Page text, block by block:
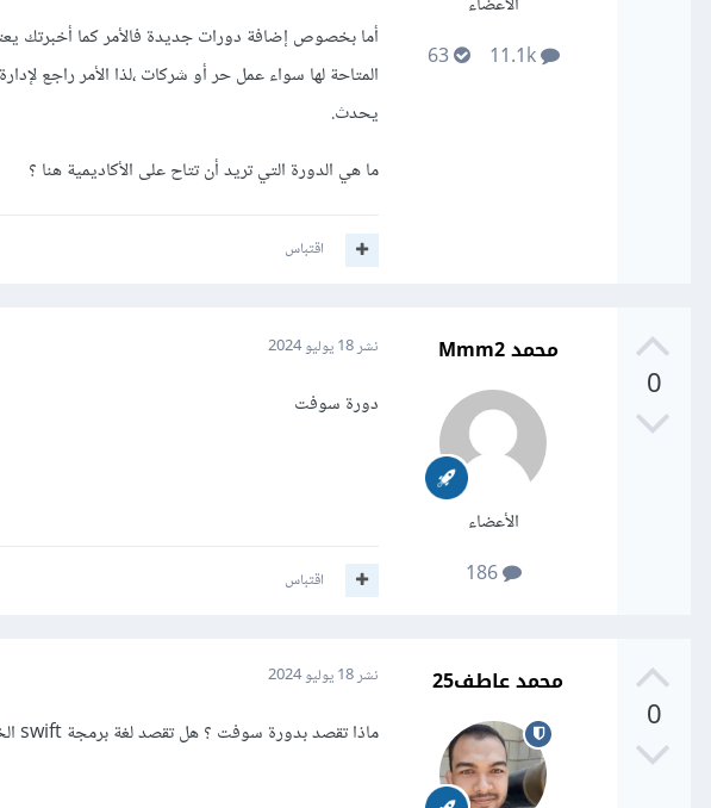
11.1k
63
أما بخصوص إضافة دورات جديدة فالأمر كما أخبرتك
المتاحة لها سواء عمل حر أو شركات ،لذا الأمر راجع
يحدث.
ما هي الدورة التي تريد أن تتاح على الأكاديمية هنا ؟
اقتباس
0
محمد Mmm2
الأعضاء
186
نشر18 يوليو 2024
دورة سوفت
اقتباس
0
محمد عاطف25 نشر18 يوليو 2024
ماذا تقصد بدورة سوفت ؟ هل تقصد لغة برمجة swift الخاصة ب ios ؟